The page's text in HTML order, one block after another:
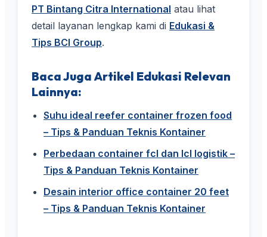
PT Bintang Citra International atau lihat
detail layanan lengkap kami di Edukasi &
Tips BCI Group.
Baca Juga Artikel Edukasi Relevan
Lainnya:
Suhu ideal reefer container frozen food
– Tips & Panduan Teknis Kontainer
Perbedaan container fcl dan lcl logistik –
Tips & Panduan Teknis Kontainer
Desain interior office container 20 feet
– Tips & Panduan Teknis Kontainer